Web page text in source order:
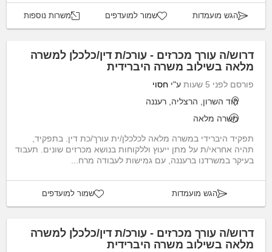
הגש מועמדות שמור למועדפים משרות נוספות
דרוש/ה עורך מכרזים - עורכ/ת דין/כלכלן למשרה
מלאה בשילוב משרה היברידית
פורסם לפני 5 שעות ע"י חסוי
הוד השרון, הרצליה, רעננה
משרה מלאה
תפקיד היברידי במשרה מלאה לכלכלן/ית עורך/כת דין. בתפקיד,
תהיה אחראי/ת על מתן ייעוץ וללקוחות בנושא מכרזים שונים. תעבוד
בעיקר במשרדנו ברעננה, עם גמישות לעבודה מרח...
הגש מועמדות שמור למועדפים
דרוש/ה עורך מכרזים - עורכ/ת דין/כלכלן למשרה
מלאה בשילוב משרה היברידית